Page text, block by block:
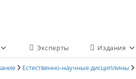
Эксперты Издания
Естественно-научные дисциплины